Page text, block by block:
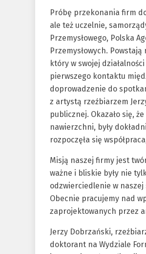
Próbę przekonania firm
ale też uczelnie,
Przemysłowego, Polska
Przemysłowych.
który w swojej
pierwszego kontaktu
doprowadzenie do
z artystą rzeźbiarzem
publicznej. Okazało się,
nawierzchni, były
rozpoczęła się
Misją naszej firmy jest
ważne i bliskie były nie
odzwierciedlenie w
Obecnie pracujemy nad
zaprojektowanych przez
Jerzy Dobrzański,
doktorant na Wydziale